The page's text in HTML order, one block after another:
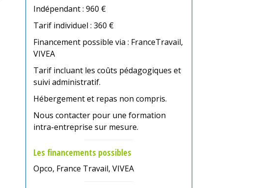
Indépendant : 960 €
Tarif individuel : 360 €
Financement possible via : FranceTravail,
VIVEA
Tarif incluant les coûts pédagogiques et
suivi administratif.
Hébergement et repas non compris.
Nous contacter pour une formation
intra-entreprise sur mesure.
Les financements possibles
Opco, France Travail, VIVEA